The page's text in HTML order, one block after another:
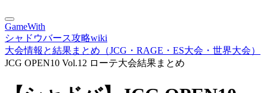
GameWith
シャドウバース攻略wiki
大会情報と結果まとめ（JCG・RAGE・ES大会・世界大会）
JCG OPEN10 Vol.12 ローテ大会結果まとめ